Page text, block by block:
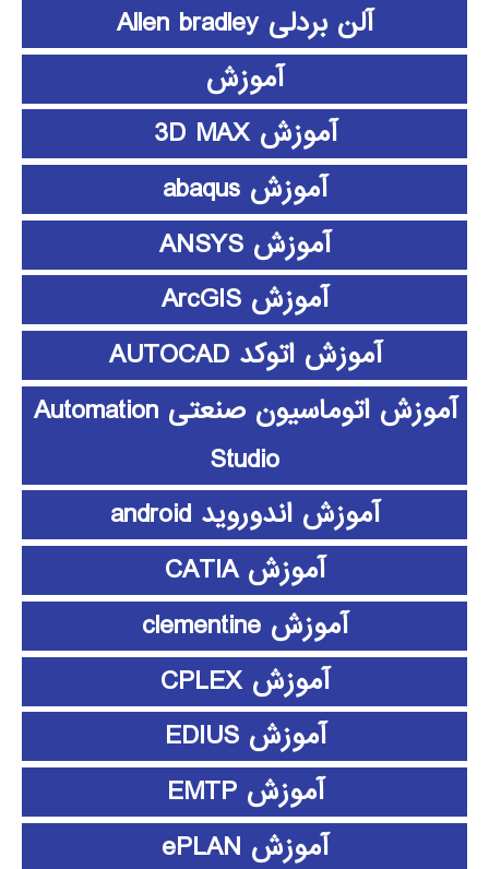
آلن بردلی Allen bradley
آموزش
آموزش 3D MAX
آموزش abaqus
آموزش ANSYS
آموزش ArcGIS
آموزش اتوکد AUTOCAD
آموزش اتوماسیون صنعتی Automation
Studio
آموزش اندوروید android
آموزش CATIA
آموزش clementine
آموزش CPLEX
آموزش EDIUS
آموزش EMTP
آموزش ePLAN